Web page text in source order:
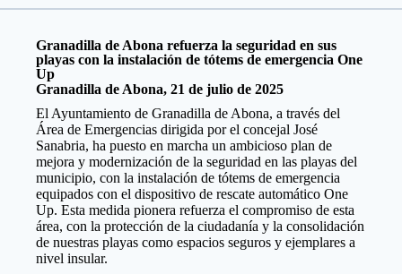
Granadilla de Abona refuerza la seguridad en sus
playas con la instalación de tótems de emergencia One
Up
Granadilla de Abona, 21 de julio de 2025
El Ayuntamiento de Granadilla de Abona, a través del
Área de Emergencias dirigida por el concejal José
Sanabria, ha puesto en marcha un ambicioso plan de
mejora y modernización de la seguridad en las playas del
municipio, con la instalación de tótems de emergencia
equipados con el dispositivo de rescate automático One
Up. Esta medida pionera refuerza el compromiso de esta
área, con la protección de la ciudadanía y la consolidación
de nuestras playas como espacios seguros y ejemplares a
nivel insular.